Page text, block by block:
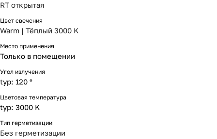
RT открытая
Цвет свечения
Warm | Тёплый 3000 K
Место применения
Только в помещении
Угол излучения
typ: 120 °
Цветовая температура
typ: 3000 K
Тип герметизации
Без герметизации